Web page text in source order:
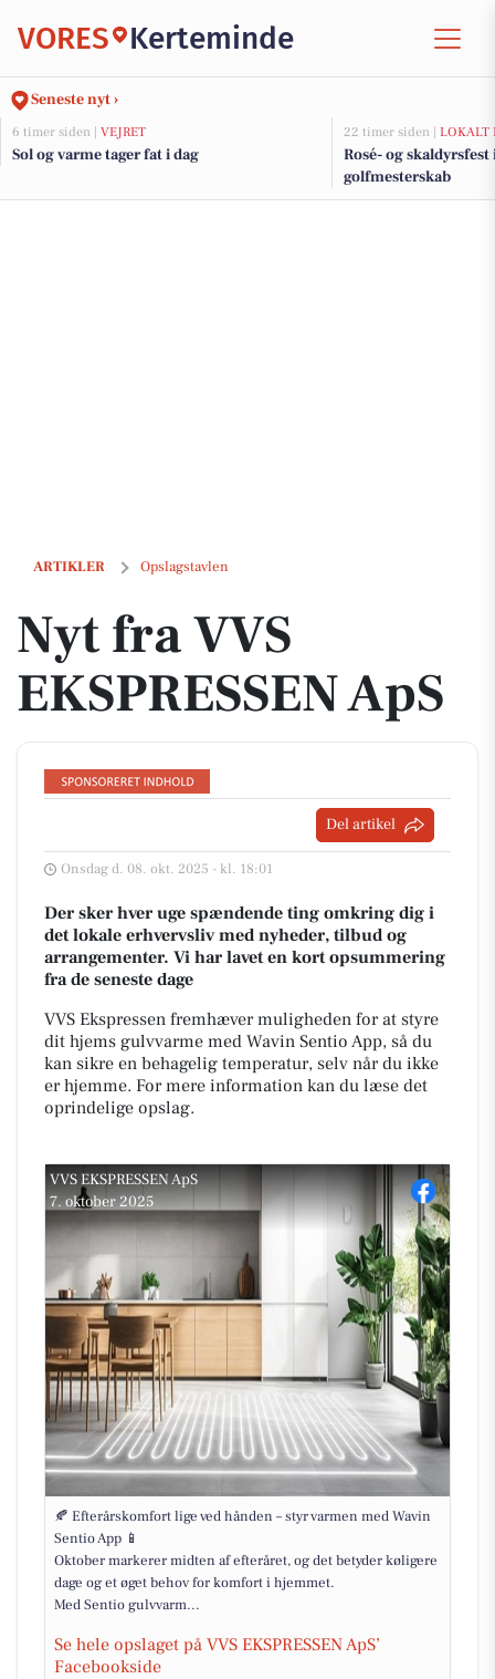
VORES Kerteminde
Seneste nyt ›
6 timer siden | VEJRET
Sol og varme tager fat i dag
22 timer siden | LOKALT
Rosé- og
golfmesterskab
ARTIKLER Opslagstavlen
Nyt fra VVS EKSPRESSEN ApS
Nyt fra VVS
EKSPRESSEN ApS
Del artikel
Onsdag d. 08. okt. 2025 - kl. 18:01
Der sker hver uge spændende ting omkring dig i
det lokale erhvervsliv med nyheder, tilbud og
arrangementer. Vi har lavet en kort opsummering
fra de seneste dage
VVS Ekspressen fremhæver muligheden for at styre
dit hjems gulvvarme med Wavin Sentio App, så du
kan sikre en behagelig temperatur, selv når du ikke
er hjemme. For mere information kan du læse det
oprindelige opslag.
VVS EKSPRESSEN ApS
7. oktober 2025
🍂 Efterårskomfort lige ved hånden – styr varmen med Wavin
Sentio App 📱
Oktober markerer midten af efteråret, og det betyder køligere
dage og et øget behov for komfort i hjemmet.
Med Sentio gulvvarm...
Se hele opslaget på VVS EKSPRESSEN ApS’
Facebookside